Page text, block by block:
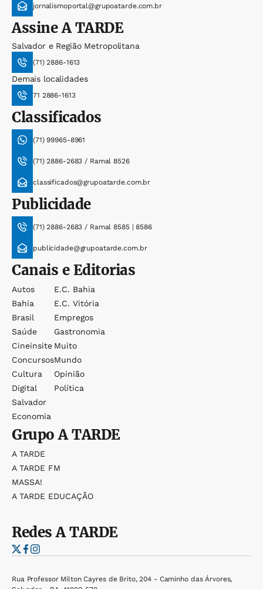
jornalismoportal@grupoatarde.com.br
AssineA TARDE
Salvador e Região Metropolitana
(71) 2886-1613
Demais localidades
71 2886-1613
Classificados
(71) 99965-8961
(71) 2886-2683 / Ramal 8526
classificados@grupoatarde.com.br
Publicidade
(71) 2886-2683 / Ramal 8585 | 8586
publicidade@grupoatarde.com.br
Canais e Editorias
Autos
Bahia
Brasil
Saúde
Cineinsite
Concursos
Cultura
Digital
Salvador
Economia
E.c. Bahia
E.c. Vitória
Empregos
Gastronomia
Muito
Mundo
Opinião
Política
GrupoA TARDE
A TARDE
A TARDE FM
MASSA!
A TARDE EDUCAÇÃO
RedesA TARDE
Rua Professor Milton Cayres de Brito, 204 - Caminho das Árvores,